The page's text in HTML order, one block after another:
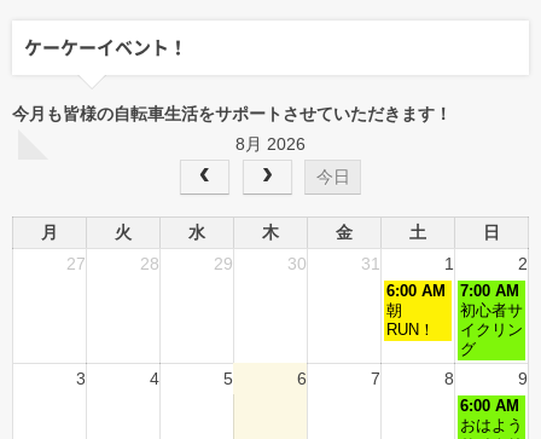
ケーケーイベント！
今月も皆様の自転車生活をサポートさせていただきます！
8月 2026
今日
月 火 水 木 金 土
日
27
28 29 30 31 1 2
6:00 AM
朝
RUN！
7:00 AM
初心者サ
イクリン
グ
3 4 5 6 7 8 9
6:00 AM
おはよう